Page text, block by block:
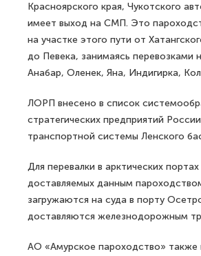
Красноярского края, Чукотского
имеет выход на СМП. Это
на участке этого пути от
до Певека, занимаясь перевозками
Анабар, Оленек, Яна, Индигирка,
ЛОРП внесено в список
стратегических предприятий
транспортной системы Ленского
Для перевалки в арктических портах
доставляемых данным
загружаются на суда в порту
доставляются железнодорожным
АО «Амурское пароходство» также